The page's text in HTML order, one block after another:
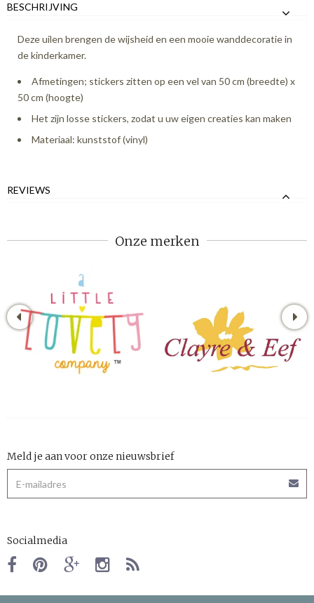
BESCHRIJVING
Deze uilen brengen de wijsheid en een mooie wanddecoratie in
de kinderkamer.
Afmetingen; stickers zitten op een vel van 50 cm (breedte) x
50 cm (hoogte)
Het zijn losse stickers, zodat u uw eigen creaties kan maken
Materiaal: kunststof (vinyl)
REVIEWS
Onze merken
Meld je aan voor onze nieuwsbrief
Socialmedia